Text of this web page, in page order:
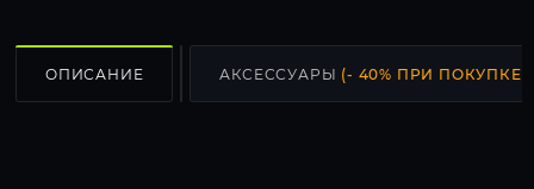
ОПИСАНИЕ АКСЕССУАРЫ (- 40% ПРИ ПОКУПКЕ